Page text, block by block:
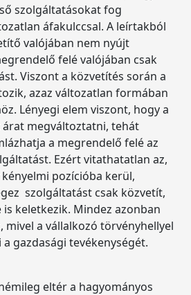
szolgáltatásokat fog
áfakulccsal. A leírtakból
valójában nem nyújt
felé valójában csak
Viszont a közvetítés során a
azaz változatlan formában
Lényegi elem viszont, hogy a
megváltoztatni, tehát
a megrendelő felé az
Ezért vitathatatlan az,
pozícióba kerül,
szolgáltatást csak közvetít,
keletkezik. Mindez azonban
mivel a vállalkozó törvényhellyel
gazdasági tevékenységét.
eltér a hagyományos